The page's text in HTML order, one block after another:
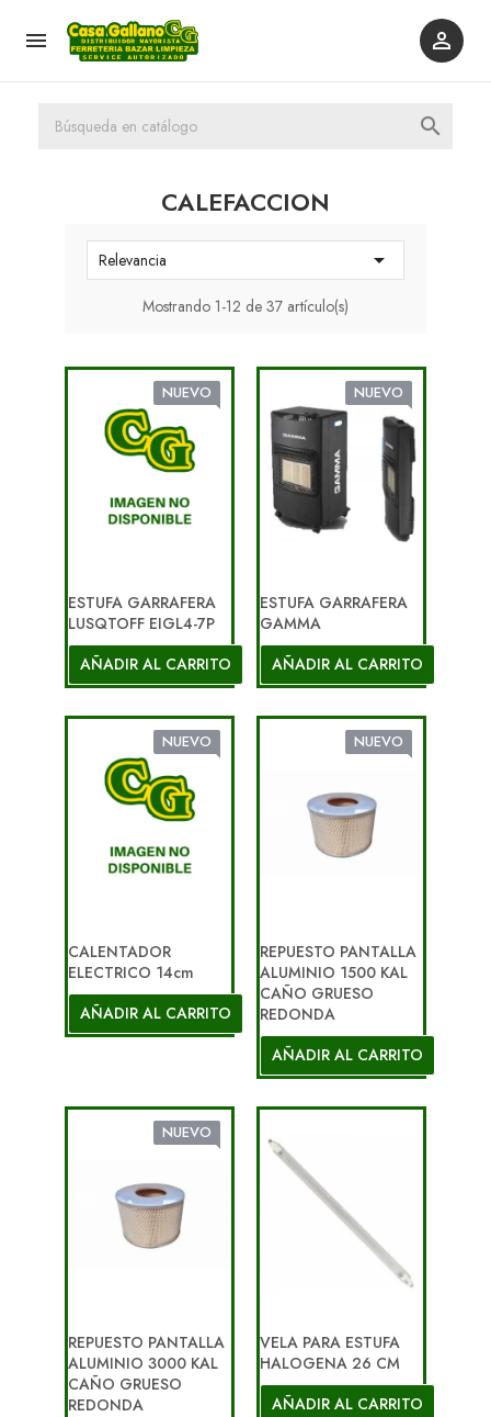
 

CALEFACCION
Relevancia 
Mostrando 1-12 de 37 artículo(s)
NUEVO
ESTUFA GARRAFERA
LUSQTOFF EIGL4-7P
AÑADIR AL CARRITO
NUEVO
ESTUFA GARRAFERA
GAMMA
AÑADIR AL CARRITO
NUEVO
CALENTADOR
ELECTRICO 14cm
AÑADIR AL CARRITO
NUEVO
REPUESTO PANTALLA
ALUMINIO 1500 KAL
CAÑO GRUESO
REDONDA
AÑADIR AL CARRITO
NUEVO
REPUESTO PANTALLA
ALUMINIO 3000 KAL
CAÑO GRUESO
REDONDA
VELA PARA ESTUFA
HALOGENA 26 CM
AÑADIR AL CARRITO